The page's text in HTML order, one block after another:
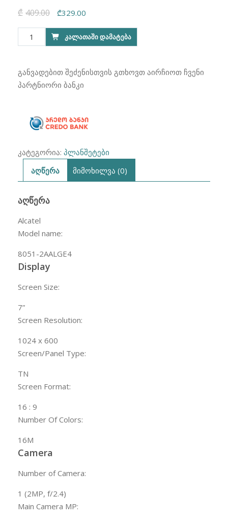
₾ 409.00
Original
price
was:
₾329.00
price
is:
რაოდენობა:
Alcatel
Tab
Kid
ᲙᲐᲚᲐᲗᲐᲨᲘ ᲓᲐᲛᲐᲢᲔᲑᲐ
განვადებით შეძენისთვის გთხოვთ აირჩიოთ ჩვენი
პარტნიორი ბანკი
კატეგორია: პლანშეტები
აღწერა
მიმოხილვა (0)
ᲐᲦᲬᲔᲠᲐ
Alcatel
Model name:
8051-2AALGE4
Display
Screen Size:
7”
Screen Resolution:
1024 x 600
Screen/Panel Type:
TN
Screen Format:
16 : 9
Number Of Colors:
16M
Camera
Number of Camera:
1 (2MP, f/2.4)
Main Camera MP: